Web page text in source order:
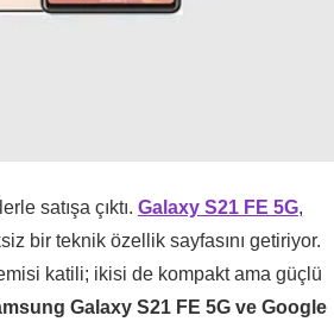
satışa çıktı. Galaxy S21 FE 5G,
bir teknik özellik sayfasını getiriyor.
katili; ikisi de kompakt ama güçlü
Galaxy S21 FE 5G ve Google